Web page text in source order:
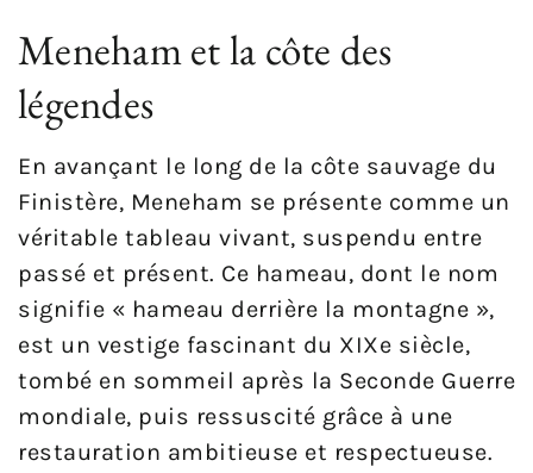
Meneham et la côte des
légendes
En avançant le long de la côte sauvage du
Finistère, Meneham se présente comme un
véritable tableau vivant, suspendu entre
passé et présent. Ce hameau, dont le nom
signifie « hameau derrière la montagne »,
est un vestige fascinant du XIXe siècle,
tombé en sommeil après la Seconde Guerre
mondiale, puis ressuscité grâce à une
restauration ambitieuse et respectueuse.